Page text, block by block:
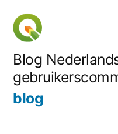
Skip
content
Blog
blog